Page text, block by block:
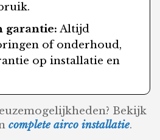
garantie: Altijd
of onderhoud,
op installatie en
Bekijk
complete airco installatie.